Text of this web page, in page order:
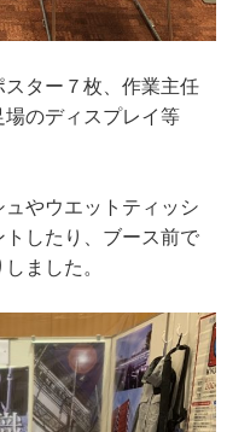
ター７枚、作業主任
のディスプレイ等
やウエットティッシ
トしたり、ブース前で
ました。